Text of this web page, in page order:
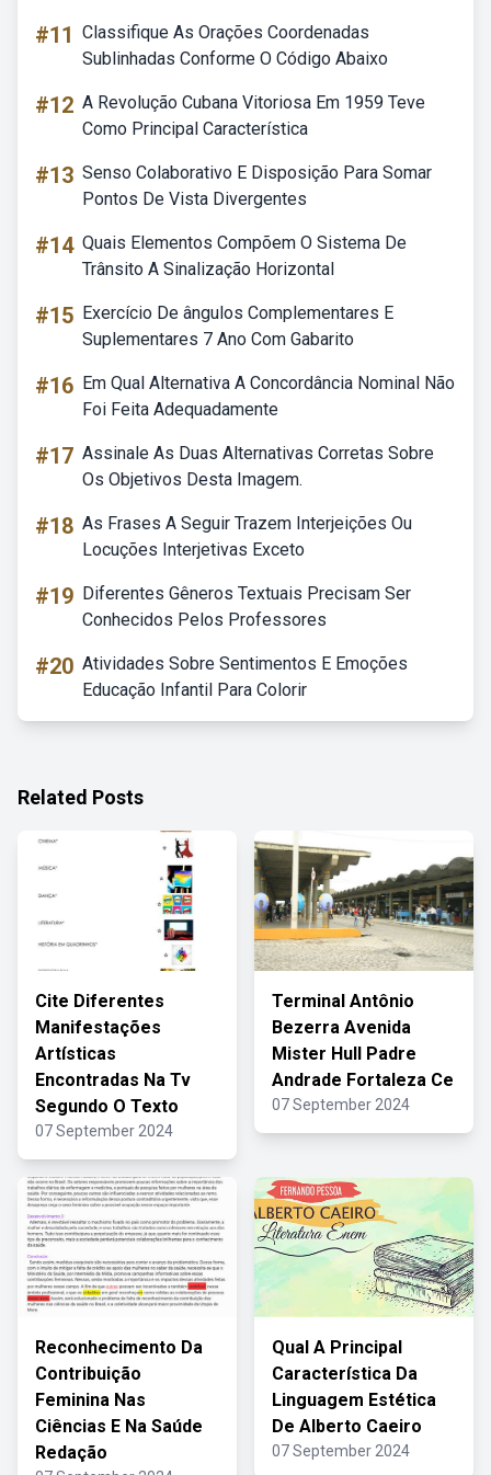
#11 Classifique As Orações Coordenadas
Sublinhadas Conforme O Código Abaixo
#12 A Revolução Cubana Vitoriosa Em 1959 Teve
Como Principal Característica
#13 Senso Colaborativo E Disposição Para Somar
Pontos De Vista Divergentes
#14 Quais Elementos Compõem O Sistema De
Trânsito A Sinalização Horizontal
#15 Exercício De ângulos Complementares E
Suplementares 7 Ano Com Gabarito
#16 Em Qual Alternativa A Concordância Nominal Não
Foi Feita Adequadamente
#17 Assinale As Duas Alternativas Corretas Sobre
Os Objetivos Desta Imagem.
#18 As Frases A Seguir Trazem Interjeições Ou
Locuções Interjetivas Exceto
#19 Diferentes Gêneros Textuais Precisam Ser
Conhecidos Pelos Professores
#20 Atividades Sobre Sentimentos E Emoções
Educação Infantil Para Colorir
Related Posts
Cite Diferentes
Manifestações
Artísticas
Encontradas Na Tv
Segundo O Texto
07 September 2024
Terminal Antônio
Bezerra Avenida
Mister Hull Padre
Andrade Fortaleza Ce
07 September 2024
Reconhecimento Da
Contribuição
Feminina Nas
Ciências E Na Saúde
Redação
Qual A Principal
Característica Da
Linguagem Estética
De Alberto Caeiro
07 September 2024